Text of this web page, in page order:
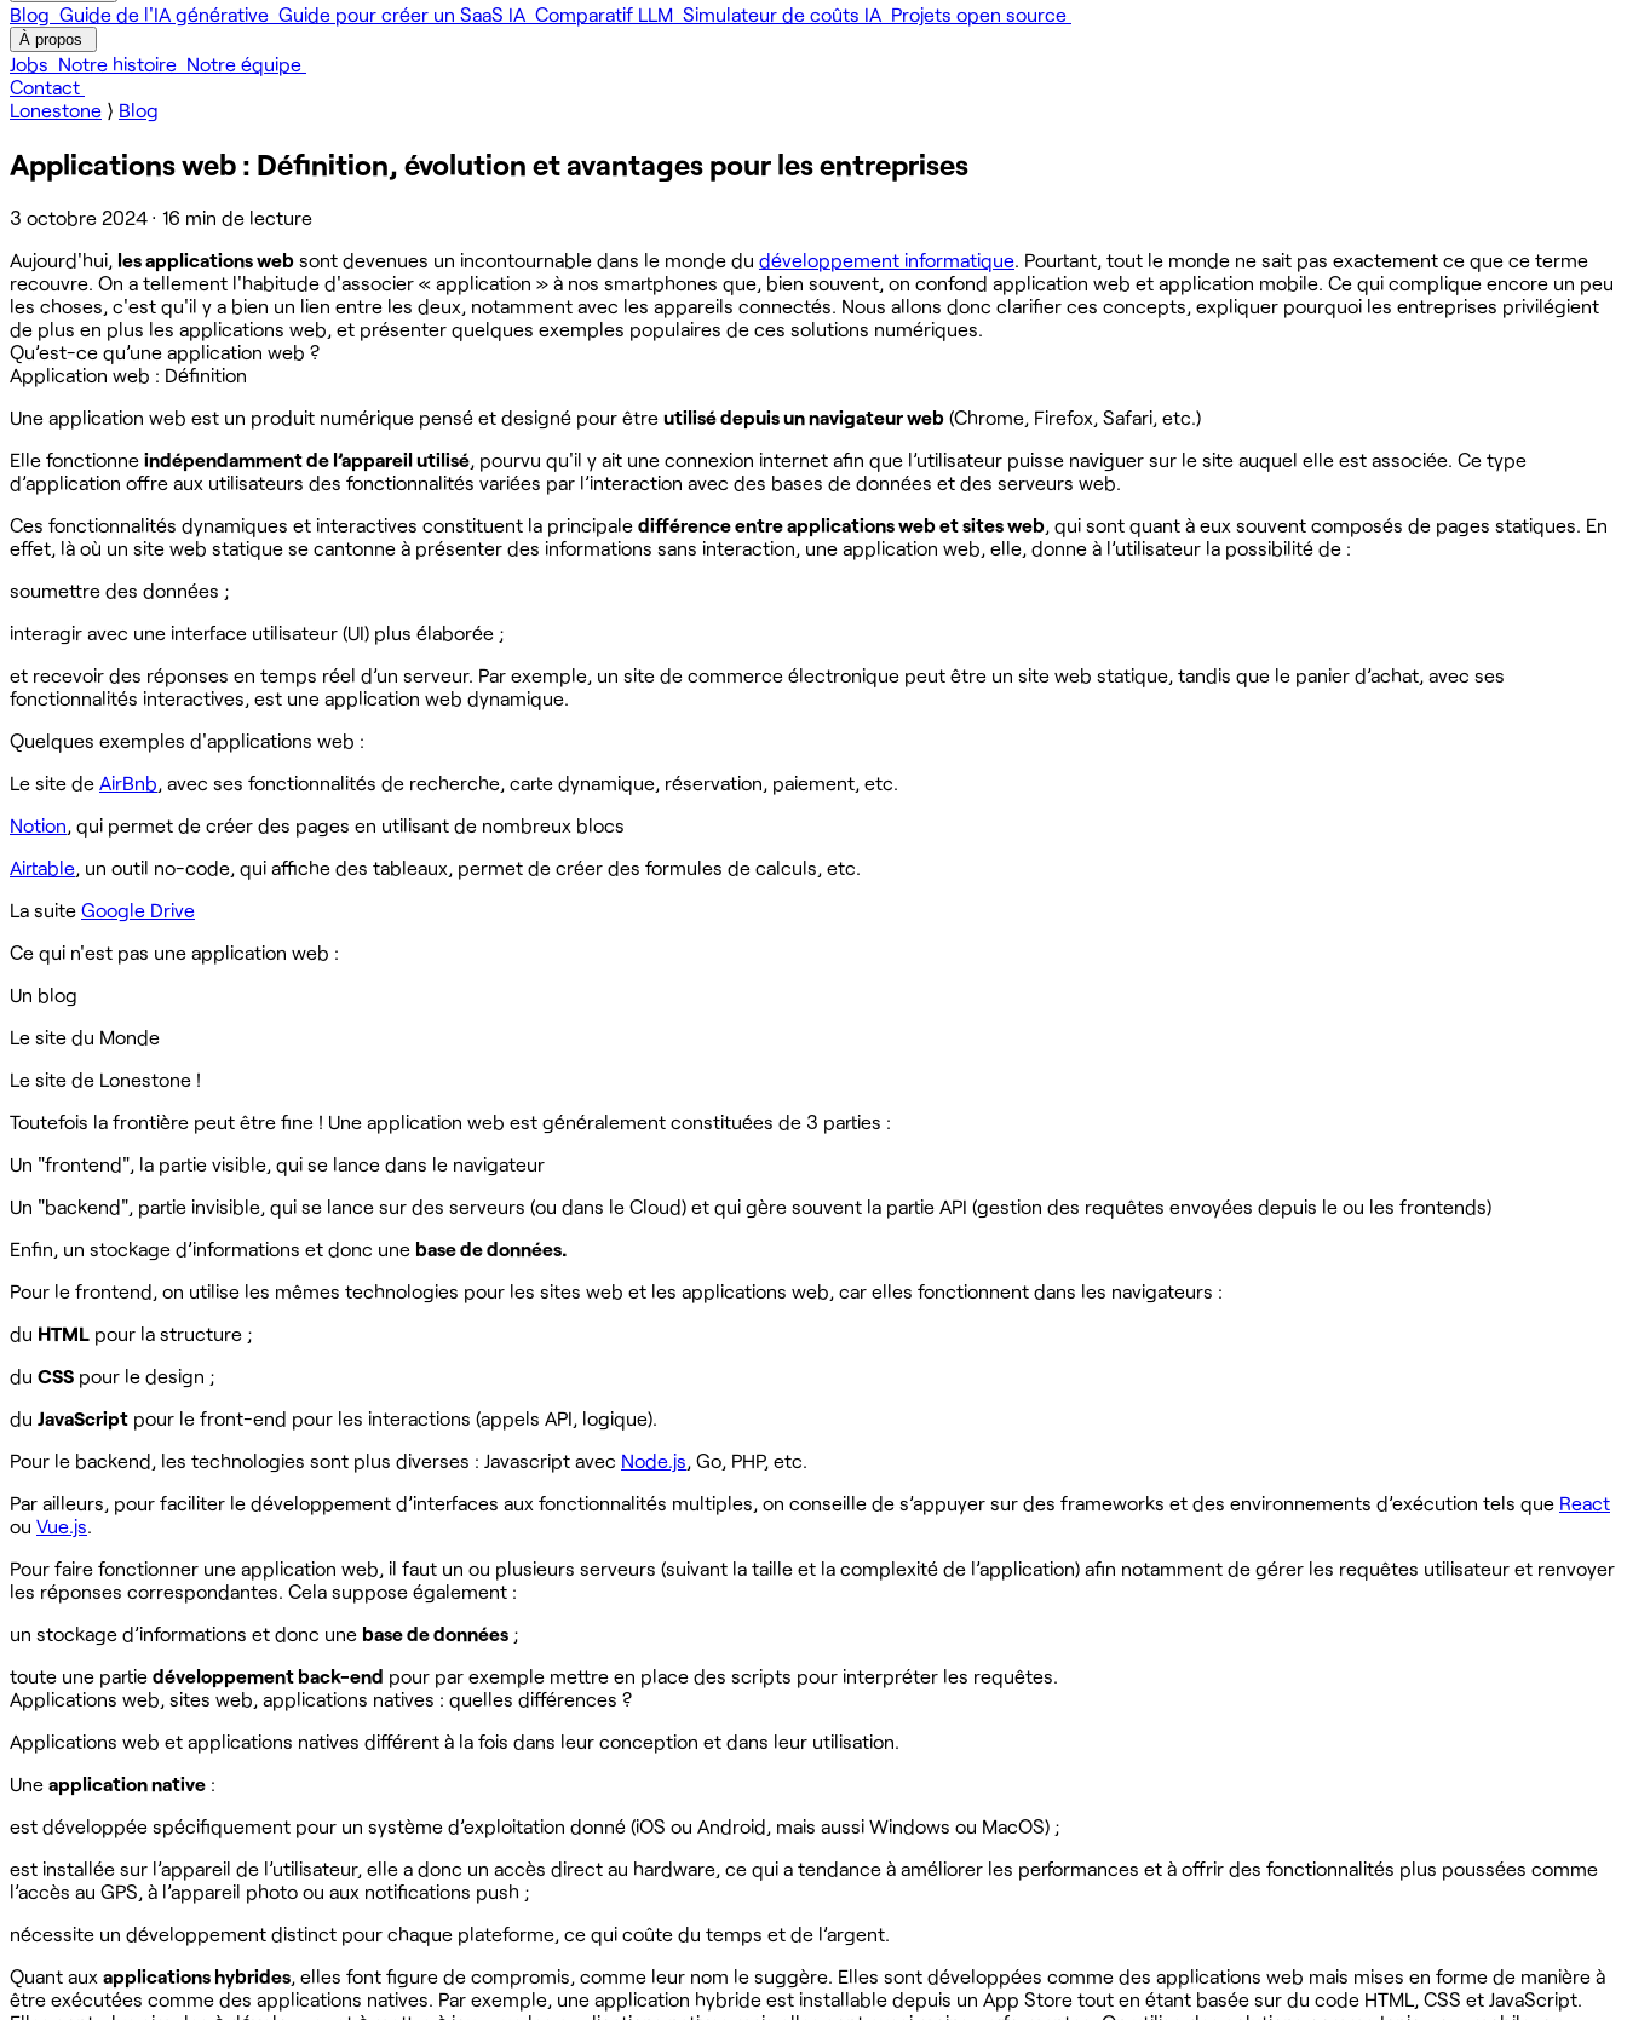
Blog Guide de l'IA générative Guide pour créer un SaaS IA Comparatif LLM Simulateur de coûts IA Projets open source
À propos
Jobs Notre histoire Notre équipe
Contact
Lonestone ⟩ Blog
Applications web : Définition, évolution et avantages pour les entreprises
3 octobre 2024 · 16 min de lecture
Aujourd'hui, les applications web sont devenues un incontournable dans le monde du développement informatique. Pourtant, tout le monde ne sait pas exactement ce que ce terme
recouvre. On a tellement l'habitude d'associer « application » à nos smartphones que, bien souvent, on confond application web et application mobile. Ce qui complique encore un peu
les choses, c'est qu'il y a bien un lien entre les deux, notamment avec les appareils connectés. Nous allons donc clarifier ces concepts, expliquer pourquoi les entreprises privilégient
de plus en plus les applications web, et présenter quelques exemples populaires de ces solutions numériques.
Qu’est-ce qu’une application web ?
Application web : Définition
Une application web est un produit numérique pensé et designé pour être utilisé depuis un navigateur web (Chrome, Firefox, Safari, etc.)
Elle fonctionne indépendamment de l’appareil utilisé, pourvu qu'il y ait une connexion internet afin que l’utilisateur puisse naviguer sur le site auquel elle est associée. Ce type
d’application offre aux utilisateurs des fonctionnalités variées par l’interaction avec des bases de données et des serveurs web.
Ces fonctionnalités dynamiques et interactives constituent la principale différence entre applications web et sites web, qui sont quant à eux souvent composés de pages statiques. En
effet, là où un site web statique se cantonne à présenter des informations sans interaction, une application web, elle, donne à l’utilisateur la possibilité de :
soumettre des données ;
interagir avec une interface utilisateur (UI) plus élaborée ;
et recevoir des réponses en temps réel d’un serveur. Par exemple, un site de commerce électronique peut être un site web statique, tandis que le panier d’achat, avec ses
fonctionnalités interactives, est une application web dynamique.
Quelques exemples d'applications web :
Le site de AirBnb, avec ses fonctionnalités de recherche, carte dynamique, réservation, paiement, etc.
Notion, qui permet de créer des pages en utilisant de nombreux blocs
Airtable, un outil no-code, qui affiche des tableaux, permet de créer des formules de calculs, etc.
La suite Google Drive
Ce qui n'est pas une application web :
Un blog
Le site du Monde
Le site de Lonestone !
Toutefois la frontière peut être fine ! Une application web est généralement constituées de 3 parties :
Un "frontend", la partie visible, qui se lance dans le navigateur
Un "backend", partie invisible, qui se lance sur des serveurs (ou dans le Cloud) et qui gère souvent la partie API (gestion des requêtes envoyées depuis le ou les frontends)
Enfin, un stockage d’informations et donc une base de données.
Pour le frontend, on utilise les mêmes technologies pour les sites web et les applications web, car elles fonctionnent dans les navigateurs :
du HTML pour la structure ;
du CSS pour le design ;
du JavaScript pour le front-end pour les interactions (appels API, logique).
Pour le backend, les technologies sont plus diverses : Javascript avec Node.js, Go, PHP, etc.
Par ailleurs, pour faciliter le développement d’interfaces aux fonctionnalités multiples, on conseille de s’appuyer sur des frameworks et des environnements d’exécution tels que React
ou Vue.js.
Pour faire fonctionner une application web, il faut un ou plusieurs serveurs (suivant la taille et la complexité de l’application) afin notamment de gérer les requêtes utilisateur et renvoyer
les réponses correspondantes. Cela suppose également :
un stockage d’informations et donc une base de données ;
toute une partie développement back-end pour par exemple mettre en place des scripts pour interpréter les requêtes.
Applications web, sites web, applications natives : quelles différences ?
Applications web et applications natives différent à la fois dans leur conception et dans leur utilisation.
Une application native :
est développée spécifiquement pour un système d’exploitation donné (iOS ou Android, mais aussi Windows ou MacOS) ;
est installée sur l’appareil de l’utilisateur, elle a donc un accès direct au hardware, ce qui a tendance à améliorer les performances et à offrir des fonctionnalités plus poussées comme
l’accès au GPS, à l’appareil photo ou aux notifications push ;
nécessite un développement distinct pour chaque plateforme, ce qui coûte du temps et de l’argent.
Quant aux applications hybrides, elles font figure de compromis, comme leur nom le suggère. Elles sont développées comme des applications web mais mises en forme de manière à
être exécutées comme des applications natives. Par exemple, une application hybride est installable depuis un App Store tout en étant basée sur du code HTML, CSS et JavaScript.